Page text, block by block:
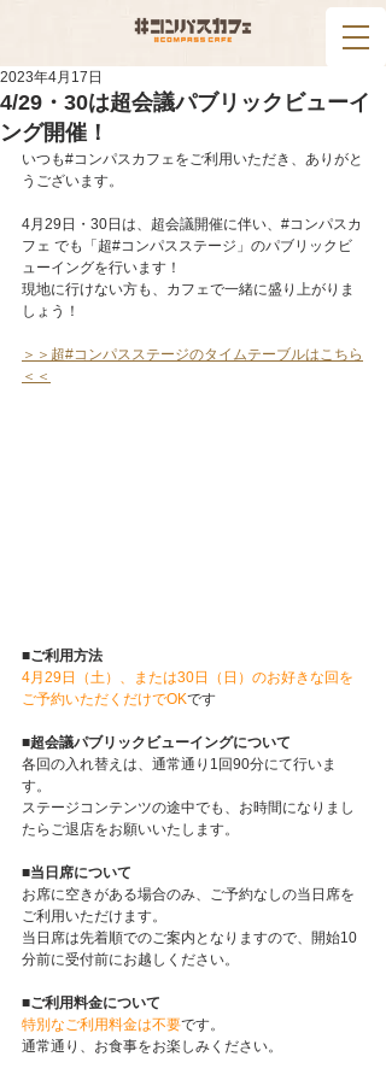
4/29・30は超会議パブリックビューイ
ング開催！
2023年4月17日
いつも#コンパスカフェをご利用いただき、ありがと
うございます。
4月29日・30日は、超会議開催に伴い、#コンパスカ
フェ でも「超#コンパスステージ」のパブリックビ
ューイングを行います！
現地に行けない方も、カフェで一緒に盛り上がりま
しょう！
＞＞超#コンパスステージのタイムテーブルはこちら
＜＜
■ご利用方法
4月29日（土）、または30日（日）のお好きな回を
ご予約いただくだけでOKです
■超会議パブリックビューイングについて
各回の入れ替えは、通常通り1回90分にて行いま
す。
ステージコンテンツの途中でも、お時間になりまし
たらご退店をお願いいたします。
■当日席について
お席に空きがある場合のみ、ご予約なしの当日席を
ご利用いただけます。
当日席は先着順でのご案内となりますので、開始10
分前に受付前にお越しください。
■ご利用料金について
特別なご利用料金は不要です。
通常通り、お食事をお楽しみください。